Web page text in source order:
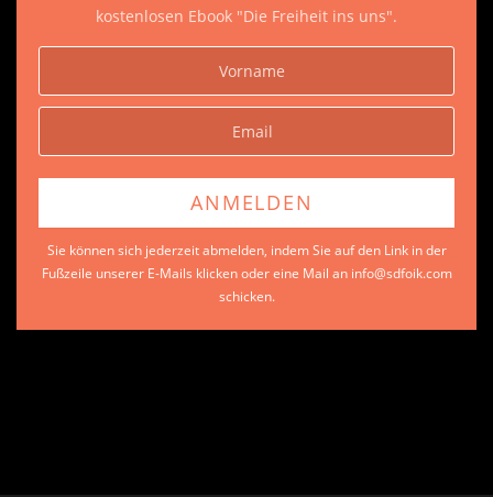
kostenlosen Ebook "Die Freiheit ins uns".
Sie können sich jederzeit abmelden, indem Sie auf den Link in der
Fußzeile unserer E-Mails klicken oder eine Mail an info@sdfoik.com
schicken.